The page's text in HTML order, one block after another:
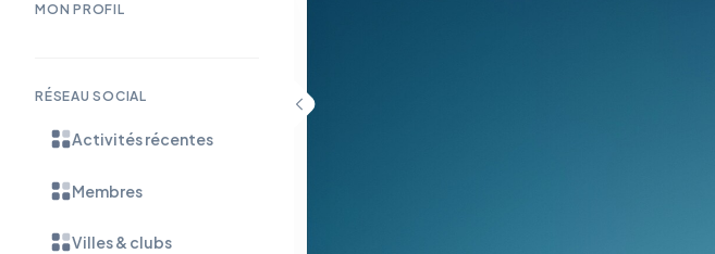
MON PROFIL
RÉSEAU SOCIAL
Activités récentes
Membres
Villes & clubs